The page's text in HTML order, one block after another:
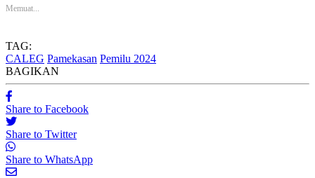
Memuat...
TAG:
CALEG Pamekasan Pemilu 2024
BAGIKAN
Share to Facebook
Share to Twitter
Share to WhatsApp